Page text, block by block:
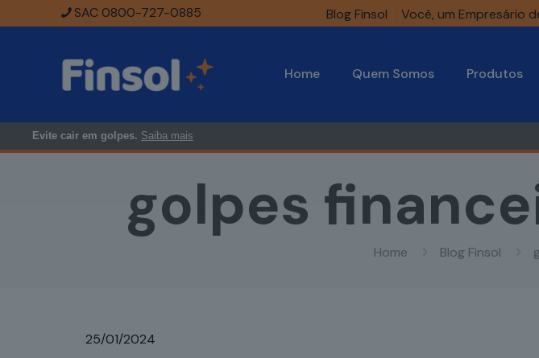
SAC 0800-727-0885 Blog Finsol Você, um Empresário
Home Quem Somos Produtos
Evite cair em golpes. Saiba mais
golpes
Home Blog Finsol
25/01/2024